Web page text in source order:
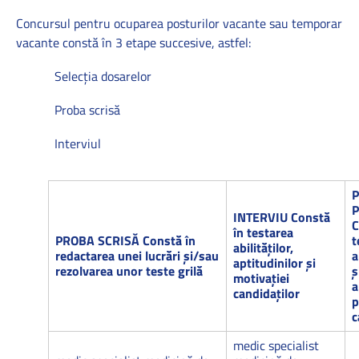
Concursul pentru ocuparea posturilor vacante sau temporar
vacante constă în 3 etape succesive, astfel:
Selecţia dosarelor
Proba scrisă
Interviul
PROBA SCRISĂConstă în
redactarea unei lucrări şi/sau
rezolvarea unor teste grilă
INTERVIUConstă
în testarea
abilităţilor,
aptitudinilor şi
motivaţiei
candidaţilor
medic specialist